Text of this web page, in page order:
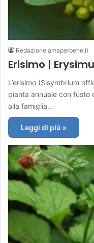
Redazione amaperbene.it
Erisimo |
L’erisimo (Sisymbrium
pianta annuale con fusto
alla famiglia…
Leggi di più »